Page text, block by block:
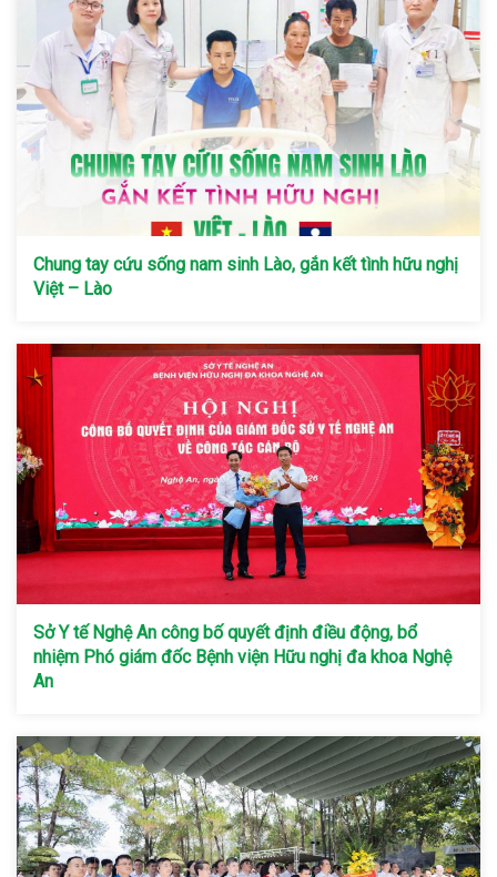
Chung tay cứu sống nam sinh Lào, gắn kết tình hữu nghị
Việt – Lào
Sở Y tế Nghệ An công bố quyết định điều động, bổ
nhiệm Phó giám đốc Bệnh viện Hữu nghị đa khoa Nghệ
An